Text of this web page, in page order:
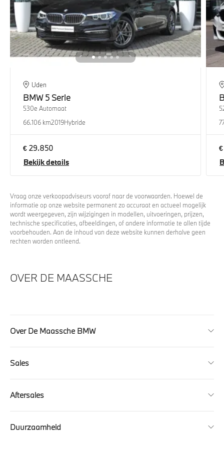
Uden
BMW 5 Serie
530e Automaat
66.106 km2019Hybride
€ 29.850
Bekijk details
Vraag onze verkoopadviseurs vooraf naar de voorwaarden. Hoewel de
informatie op onze website permanent zo accuraat en actueel mogelijk
wordt weergegeven, zijn wijzigingen in modellen, uitvoeringen, prijzen,
technische specificaties, afbeeldingen, of andere informatie te allen tijde
voorbehouden. Aan de inhoud van deze website kunnen derhalve geen
rechten worden ontleend.
OVER DE MAASSCHE
Over De Maassche BMW
Sales
Aftersales
Duurzaamheid